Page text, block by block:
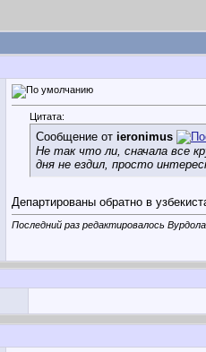
Цитата:
Сообщение от ieronimus
Не так что ли, сначала все
дня не ездил, просто
Департированы обратно в
Последний раз редактировалось